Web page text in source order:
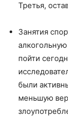
Третья,
Занятия
пойти
были
меньшую